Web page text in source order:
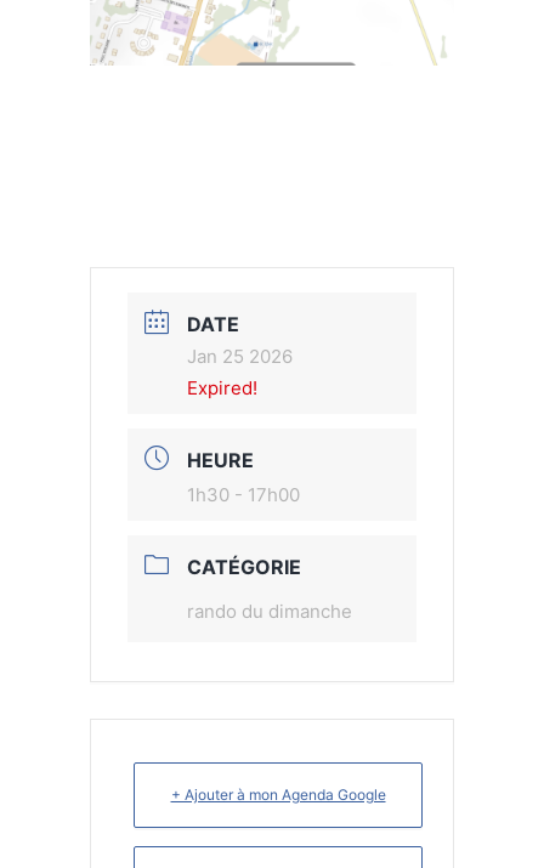
DATE
Jan 25 2026
Expired!
HEURE
1h30 - 17h00
CATÉGORIE
rando du dimanche
+ Ajouter à mon Agenda Google